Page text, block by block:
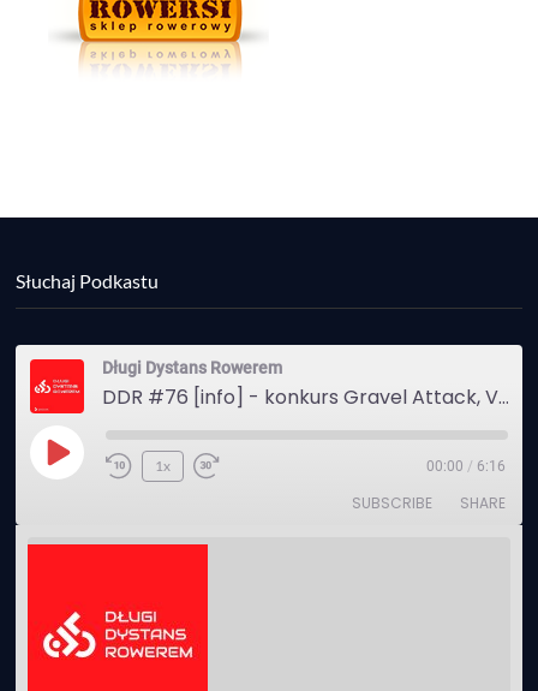
Słuchaj Podkastu
Długi Dystans Rowerem
DDR #76 [info] - konkurs Gravel Attack, Varmia Gravel, Bike Expo, Inspire India Ultra Race
Play
1x 00:00 / 6:16
SUBSCRIBE SHARE